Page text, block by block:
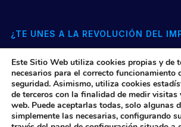
¿TE UNES A LA REVOLUCIÓN DEL
que pasa en nuestra comunidad y el
Quiero suscribirme
Este Sitio Web utiliza cookies propias y de
necesarios para el correcto funcionamiento
seguridad. Asimismo, utiliza cookies
de terceros con la finalidad de medir visitas
web. Puede aceptarlas todas, solo algunas
simplemente las necesarias, configurando